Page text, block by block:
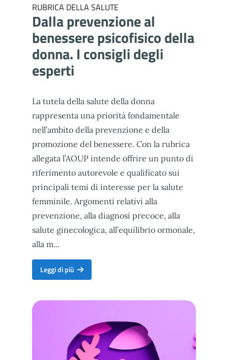
RUBRICA DELLA SALUTE
Dalla prevenzione al
benessere psicofisico della
donna. I consigli degli
esperti
La tutela della salute della donna
rappresenta una priorità fondamentale
nell’ambito della prevenzione e della
promozione del benessere. Con la rubrica
allegata l’AOUP intende offrire un punto di
riferimento autorevole e qualificato sui
principali temi di interesse per la salute
femminile. Argomenti relativi alla
prevenzione, alla diagnosi precoce, alla
salute ginecologica, all’equilibrio ormonale,
alla m...
Dalla prevenzione al benessere psicofisico della donna. I
Leggi di più